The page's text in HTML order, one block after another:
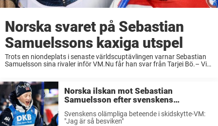
Norska svaret på Sebastian
Samuelssons kaxiga utspel
Trots en niondeplats i senaste världscuptävlingen varnar Sebastian
Samuelsson sina rivaler inför VM.Nu får han svar från Tarjei Bö.– Vi
Norska ilskan mot Sebastian
Samuelsson efter svenskens
olämpliga beteende i skidskytte-VM:
”Jag är så besviken”
Svenskens olämpliga beteende i skidskytte-VM:
"Jag är så besviken"